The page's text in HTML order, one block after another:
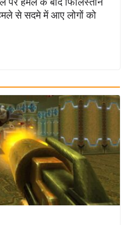
से सदमे में आए लोगों को